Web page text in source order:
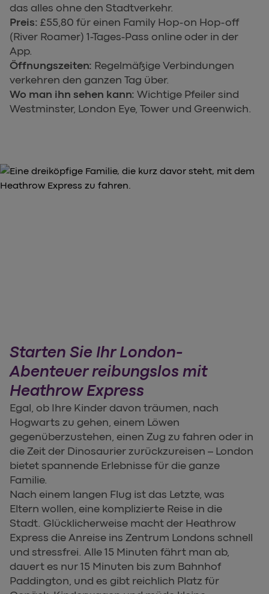
das alles ohne den Stadtverkehr.
Preis: £55,80 für einen Family Hop-on Hop-off
(River Roamer) 1-Tages-Pass online oder in der
App.
Öffnungszeiten: Regelmäßige Verbindungen
verkehren den ganzen Tag über.
Wo man ihn sehen kann: Wichtige Pfeiler sind
Westminster, London Eye, Tower und Greenwich.
Starten Sie Ihr London-
Abenteuer reibungslos mit
Heathrow Express
Egal, ob Ihre Kinder davon träumen, nach
Hogwarts zu gehen, einem Löwen
gegenüberzustehen, einen Zug zu fahren oder in
die Zeit der Dinosaurier zurückzureisen – London
bietet spannende Erlebnisse für die ganze
Familie.
Nach einem langen Flug ist das Letzte, was
Eltern wollen, eine komplizierte Reise in die
Stadt. Glücklicherweise macht der Heathrow
Express die Anreise ins Zentrum Londons schnell
und stressfrei. Alle 15 Minuten fährt man ab,
dauert es nur 15 Minuten bis zum Bahnhof
Paddington, und es gibt reichlich Platz für